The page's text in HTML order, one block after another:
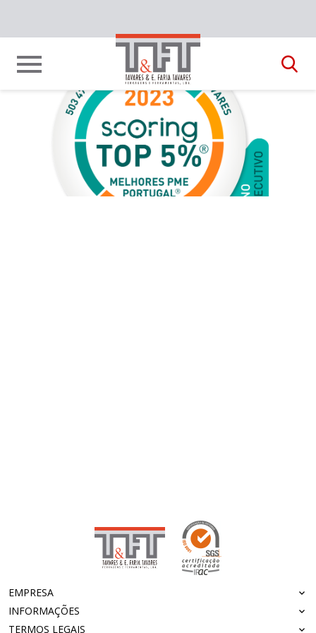
EMPRESA
INFORMAÇÕES
TERMOS LEGAIS